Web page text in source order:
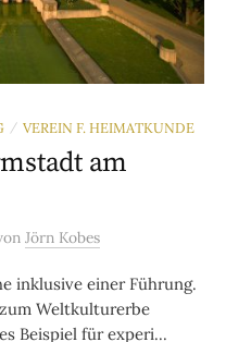
/ VEREIN F. HEIMATKUNDE
am
Jörn Kobes
inklusive einer Führung.
Weltkulturerbe
Beispiel für experi...